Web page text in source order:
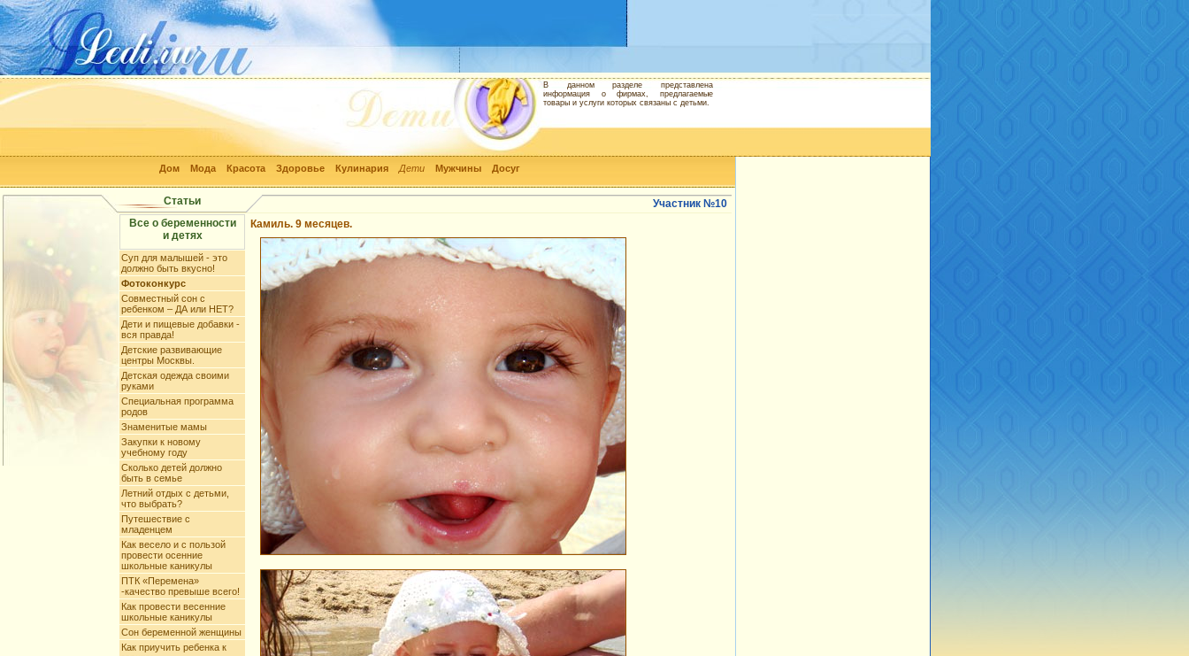
Дом Мода Красота Здоровье Кулинария Дети Мужчины Досуг
В данном разделе представлена
информация о фирмах, предлагаемые
товары и услуги которых связаны с детьми.
Статьи
Участник №10
Все о беременности
и детях
Суп для малышей - это
должно быть вкусно!
Фотоконкурс
Совместный сон с
ребенком – ДА или НЕТ?
Дети и пищевые добавки -
вся правда!
Детские развивающие
центры Москвы.
Детская одежда своими
руками
Специальная программа
родов
Знаменитые мамы
Закупки к новому
учебному году
Сколько детей должно
быть в семье
Летний отдых с детьми,
что выбрать?
Путешествие с
младенцем
Как весело и с пользой
провести осенние
школьные каникулы
ПТК «Перемена»
-качество превыше всего!
Как провести весенние
школьные каникулы
Сон беременной женщины
Как приучить ребенка к
Камиль. 9 месяцев.